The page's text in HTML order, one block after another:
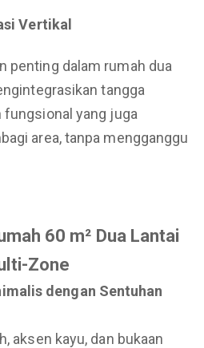
Vertikal
penting dalam rumah dua
tangga
fungsional yang juga
area, tanpa mengganggu
60 m² Dua Lantai
Zone
dengan Sentuhan
aksen kayu, dan bukaan